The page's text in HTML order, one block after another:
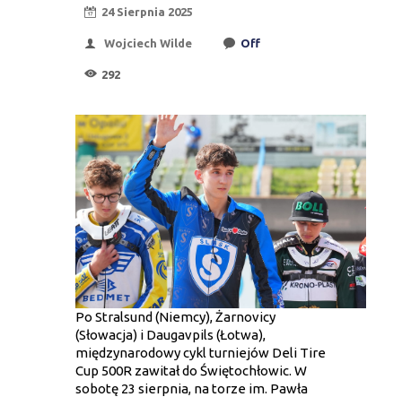
24 Sierpnia 2025
Wojciech Wilde Off
292
Po Stralsund (Niemcy), Żarnovicy
(Słowacja) i Daugavpils (Łotwa),
międzynarodowy cykl turniejów Deli Tire
Cup 500R zawitał do Świętochłowic. W
sobotę 23 sierpnia, na torze im. Pawła